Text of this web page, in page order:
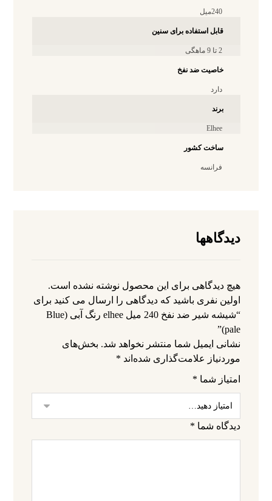
240میل
قابل استفاده برای سنین
2 تا 9 ماهگی
خاصیت ضد نفخ
دارد
برند
Elhee
ساخت کشور
فرانسه
دیدگاهها
هیچ دیدگاهی برای این محصول نوشته نشده است.
اولین نفری باشید که دیدگاهی را ارسال می کنید برای
“شیشه شیر ضد نفخ 240 میل elhee رنگ آبی (Blue
pale)”
نشانی ایمیل شما منتشر نخواهد شد. بخش‌های
موردنیاز علامت‌گذاری شده‌اند *
امتیاز شما *
دیدگاه شما *